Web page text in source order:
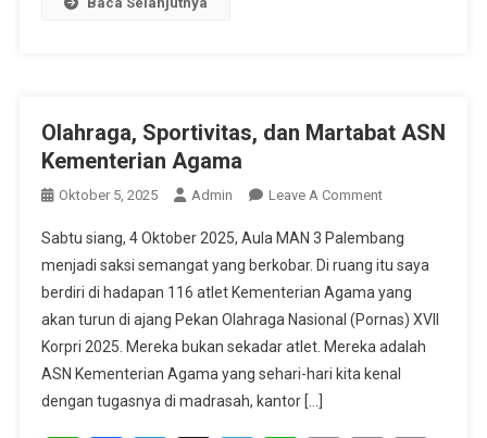
Olahraga, Sportivitas, dan Martabat ASN
Kementerian Agama
Oktober 5, 2025 Admin Leave A CommentOn
Sportivitas,
Dan
Martabat
ASN
Kementerian
Agama
Sabtu siang, 4 Oktober 2025, Aula MAN 3 Palembang
menjadi saksi semangat yang berkobar. Di ruang itu saya
berdiri di hadapan 116 atlet Kementerian Agama yang
akan turun di ajang Pekan Olahraga Nasional (Pornas) XVII
Korpri 2025. Mereka bukan sekadar atlet. Mereka adalah
ASN Kementerian Agama yang sehari-hari kita kenal
dengan tugasnya di madrasah, kantor […]